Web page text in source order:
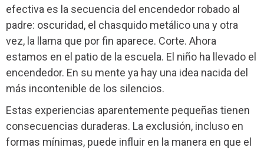
efectiva es la secuencia del encendedor robado al
padre: oscuridad, el chasquido metálico una y otra
vez, la llama que por fin aparece. Corte. Ahora
estamos en el patio de la escuela. El niño ha llevado el
encendedor. En su mente ya hay una idea nacida del
más incontenible de los silencios.
Estas experiencias aparentemente pequeñas tienen
consecuencias duraderas. La exclusión, incluso en
formas mínimas, puede influir en la manera en que el